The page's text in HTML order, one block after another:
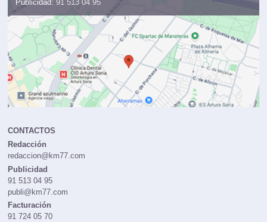
Publicidad: 91 513 04 95
CONTACTOS
Redacción
redaccion@km77.com
Publicidad
91 513 04 95
publi@km77.com
Facturación
91 724 05 70